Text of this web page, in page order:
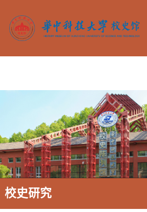
首页 参观服 专题展 动态报
校史研究